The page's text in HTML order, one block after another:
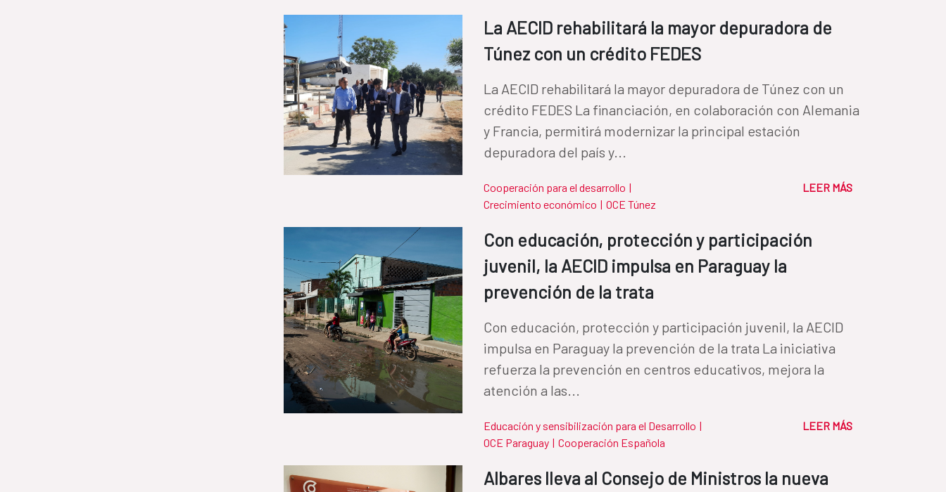
La AECID rehabilitará la mayor depuradora de
Túnez con un crédito FEDES
La AECID rehabilitará la mayor depuradora de Túnez con un
crédito FEDES La financiación, en colaboración con Alemania
y Francia, permitirá modernizar la principal estación
depuradora del país y...
Cooperación para el desarrollo |
Crecimiento económico | OCE Túnez
LEER MÁS
Con educación, protección y participación
juvenil, la AECID impulsa en Paraguay la
prevención de la trata
Con educación, protección y participación juvenil, la AECID
impulsa en Paraguay la prevención de la trata La iniciativa
refuerza la prevención en centros educativos, mejora la
atención a las...
Educación y sensibilización para el Desarrollo |
OCE Paraguay | Cooperación Española
LEER MÁS
Albares lleva al Consejo de Ministros la nueva